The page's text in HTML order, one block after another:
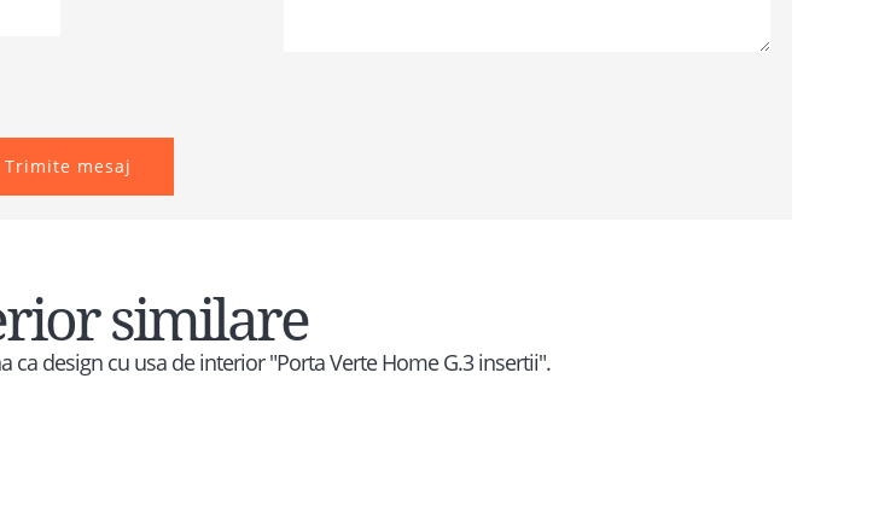
Trimite mesaj
similare
ca design cu usa de interior "Porta Verte Home G.3 insertii".